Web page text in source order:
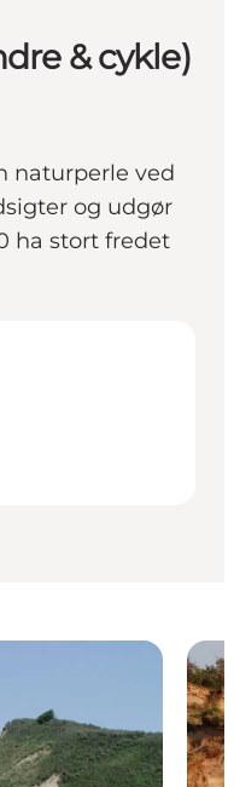
& cykle)
naturperle ved
og udgør
ha stort fredet